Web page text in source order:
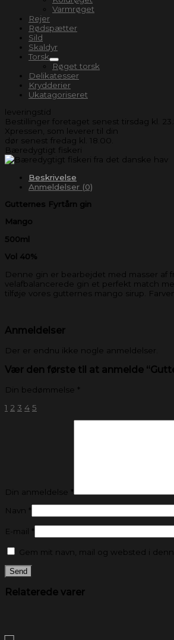
Varmrøget
Rejer
Rødspætter
Sild
Skaldyr
Torsk
Røget torsk
Delikatesser
Krydderier
Ukatagoriseret
leveringstid
Bestillinger foretaget senest tirsdag kl.
Xpressen, som leverer til din
dør senest fredag kl. 18.00.
Bæredygtigt fiskeri
Beskrivelse
Anmeldelser (0)
Gutternes Fyrtårn gin
Mango
500ml
Vol 40%
Denne gin er bearbejdet med masser af
velafbalancerede gin et perfekt match
tilføje vores gutternes mango sirup.
Anmeldelser
Der er endnu ikke nogle anmeldelser.
Vær den første til at anmelde
Din bedømmelse *
1 2 3 4 5
Din anmeldelse *
Navn *
E-mail *
Gem mit navn, mail og websted i
Relaterede varer